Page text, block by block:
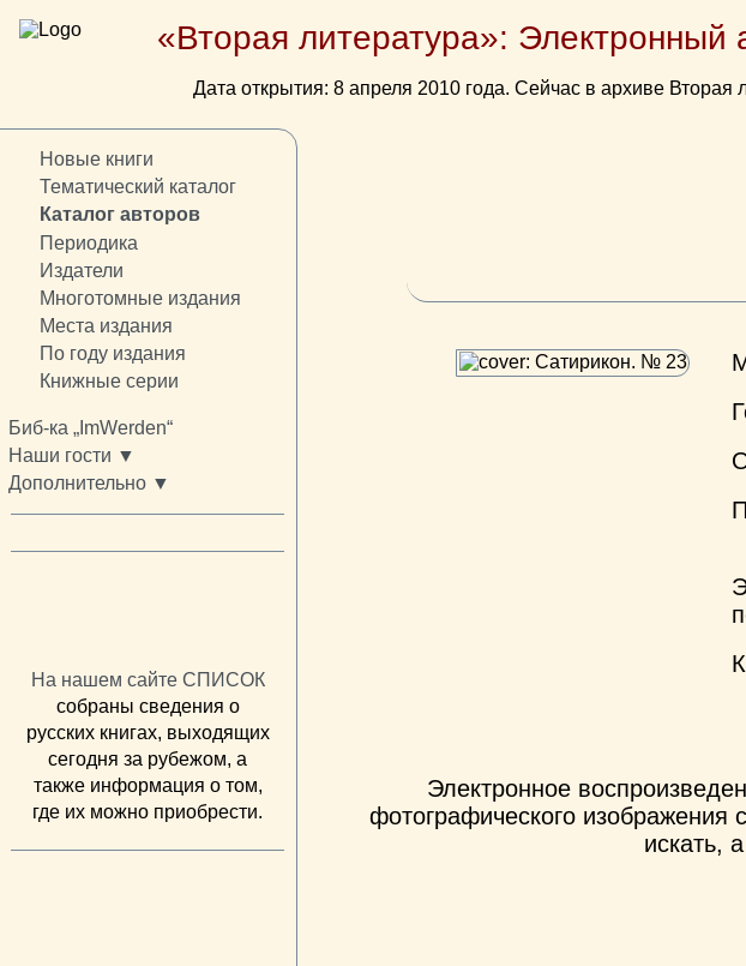
«Вторая литература»:
Дата открытия: 8 апреля 2010 года. Сейчас в архиве Вторая
Новые книги
Тематический каталог
Каталог авторов
Периодика
Издатели
Многотомные издания
Места издания
По году издания
Книжные серии
Биб-ка „ImWerden“
Наши гости ▼
Дополнительно ▼
На нашем сайте СПИСОК
собраны сведения о
русских книгах, выходящих
сегодня за рубежом, а
также информация о том,
где их можно приобрести.
Электронное
фотографического изображения
искать,